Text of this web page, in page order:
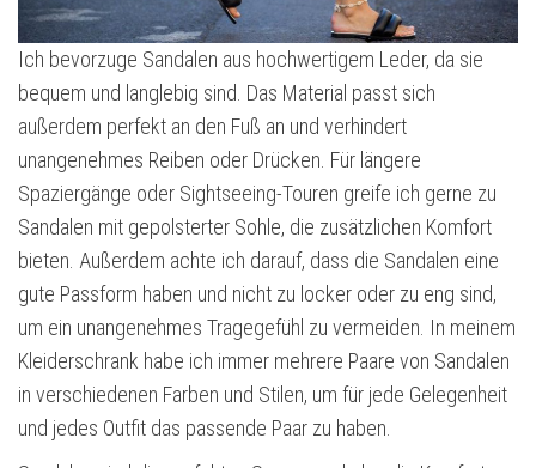
Ich bevorzuge Sandalen aus hochwertigem Leder, da sie
bequem und langlebig sind. Das Material passt sich
außerdem perfekt an den Fuß an und verhindert
unangenehmes Reiben oder Drücken. Für längere
Spaziergänge oder Sightseeing-Touren greife ich gerne zu
Sandalen mit gepolsterter Sohle, die zusätzlichen Komfort
bieten. Außerdem achte ich darauf, dass die Sandalen eine
gute Passform haben und nicht zu locker oder zu eng sind,
um ein unangenehmes Tragegefühl zu vermeiden. In meinem
Kleiderschrank habe ich immer mehrere Paare von Sandalen
in verschiedenen Farben und Stilen, um für jede Gelegenheit
und jedes Outfit das passende Paar zu haben.